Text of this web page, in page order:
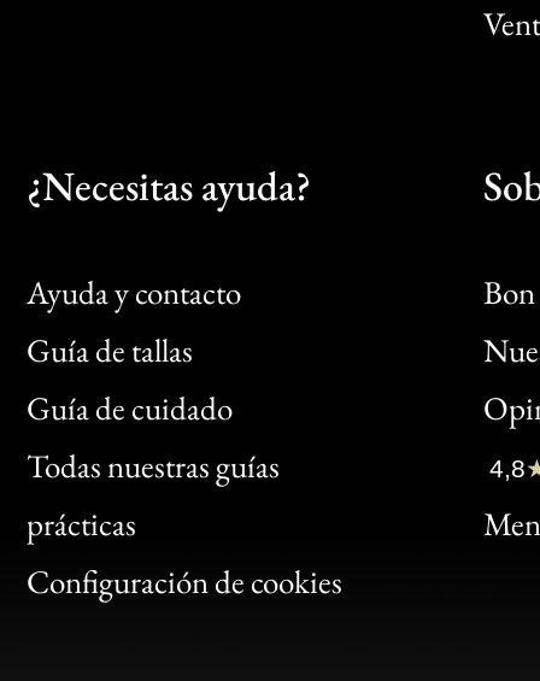
¿Necesitas ayuda?
Ayuda y contacto
Guía de tallas
Guía de cuidado
Todas nuestras guías
prácticas
Configuración de cookies
Bon
Clic
Bon
4,8